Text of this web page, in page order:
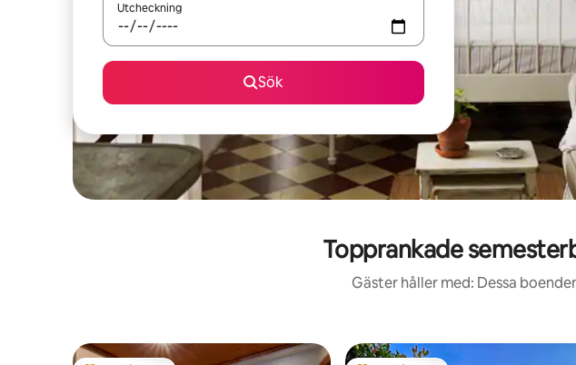
Utcheckning
Sök
Topprankade
Gäster håller med: Dessa